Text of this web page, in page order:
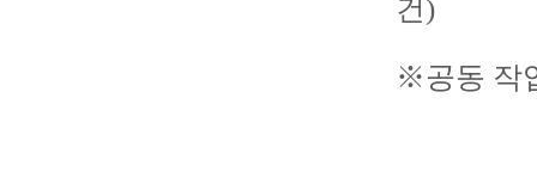
건)
※공동 작